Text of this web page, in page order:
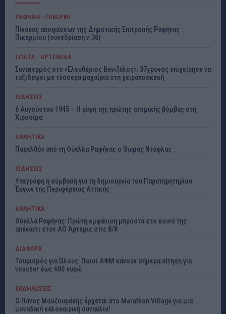
ΡΑΦΗΝΑ - ΠΙΚΕΡΜΙ
Πίνακας αποφάσεων της Δημοτικής Επιτροπής Ραφήνας
Πικερμίου (συνεδρίαση ν.36)
ΣΠΑΤΑ - ΑΡΤΕΜΙΔΑ
Συναγερμός στο «Ελευθέριος Βενιζέλος»: 37χρονος επιχείρησε να
ταξιδέψει με τέσσερα μαχαίρια στη χειραποσκευή
ΕΙΔΗΣΕΙΣ
6 Αυγούστου 1945 – Η ρίψη της πρώτης ατομικής βόμβας στη
Χιροσίμα
ΑΘΛΗΤΙΚΑ
Παρελθόν από τη Θύελλα Ραφήνας ο Θωμάς Ντάφλας
ΕΙΔΗΣΕΙΣ
Υπεγράφη η σύμβαση για τη δημιουργία του Παρατηρητηρίου
Έργων της Περιφέρειας Αττικής
ΑΘΛΗΤΙΚΑ
Θύελλα Ραφήνας: Πρώτη εμφάνιση μπροστά στο κοινό της
απέναντι στον ΑΟ Άρτεμις στις 8/8
ΔΙΑΦΟΡΑ
Τουρισμός για Όλους: Ποιοί ΑΦΜ κάνουν σήμερα αίτηση για
voucher έως 600 ευρώ
ΕΚΔΗΛΩΣΕΙΣ
Ο Πάνος Μουζουράκης έρχεται στο Marathon Village για μια
μοναδική καλοκαιρινή συναυλία!